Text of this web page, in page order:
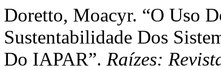
Doretto, Moacyr. “O Uso
Sustentabilidade Dos
Do IAPAR”. Raízes: